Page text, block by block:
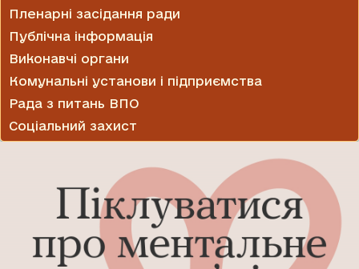
Пленарні засідання ради
Публічна інформація
Виконавчі органи
Комунальні установи і підприємства
Рада з питань ВПО
Соціальний захист